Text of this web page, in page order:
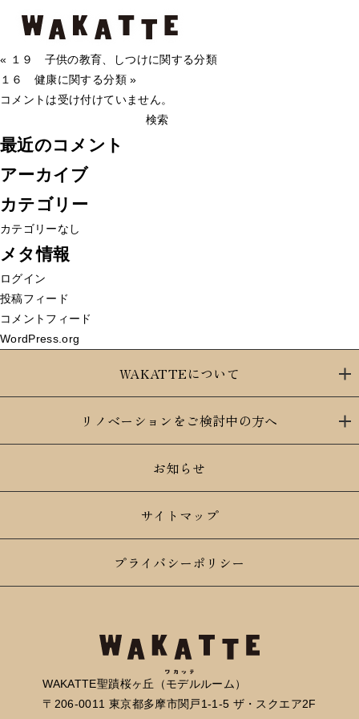
１８ その他の特徴
2020年6月9日 Category -
１
８
の
他
コメントを受け付けていません
« １９ 子供の教育、しつけに関する分類
１６ 健康に関する分類 »
コメントは受け付けていません。
索:
最近のコメント
アーカイブ
カテゴリー
カテゴリーなし
メタ情報
ログイン
投稿フィード
コメントフィード
WordPress.org
WAKATTEについて
リノベーションをご検討中の方へ
お知らせ
サイトマップ
プライバシーポリシー
WAKATTE聖蹟桜ヶ丘（モデルルーム）
〒206-0011 東京都多摩市関戸1-1-5 ザ・スクエア2F